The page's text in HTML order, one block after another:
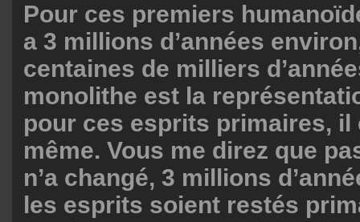
Pour ces premiers
a 3 millions d’années
centaines de milliers
monolithe est la
pour ces esprits primaires, il
même. Vous me direz que
n’a changé, 3 millions
les esprits soient restés